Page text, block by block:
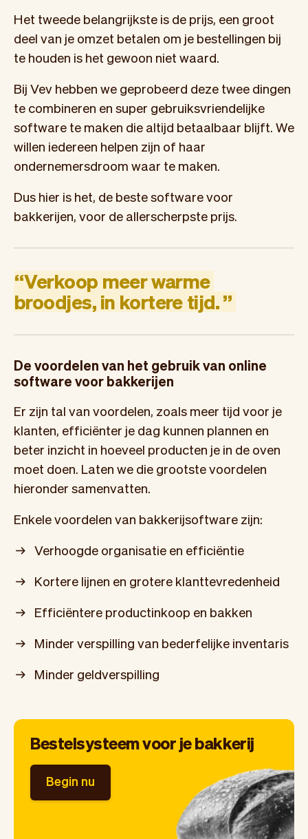
Het tweede belangrijkste is de prijs, een groot
deel van je omzet betalen om je bestellingen bij
te houden is het gewoon niet waard.
Bij Vev hebben we geprobeerd deze twee dingen
te combineren en super gebruiksvriendelijke
software te maken die altijd betaalbaar blijft. We
willen iedereen helpen zijn of haar
ondernemersdroom waar te maken.
Dus hier is het, de beste software voor
bakkerijen, voor de allerscherpste prijs.
“Verkoop meerwarme
broodjes,in korteretijd.”
De voordelen van het gebruik van online
software voor bakkerijen
Er zijn tal van voordelen, zoals meer tijd voor je
klanten, efficiënter je dag kunnen plannen en
beter inzicht in hoeveel producten je in de oven
moet doen. Laten we die grootste voordelen
hieronder samenvatten.
Enkele voordelen van bakkerijsoftware zijn:
Verhoogde organisatie en efficiëntie
Kortere lijnen en grotere klanttevredenheid
Efficiëntere productinkoop en bakken
Minder verspilling van bederfelijke inventaris
Minder geldverspilling
Bestelsysteem voor je bakkerij
Begin nu